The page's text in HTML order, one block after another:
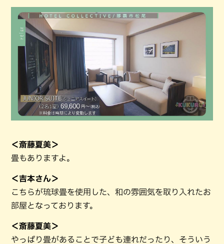
＜斎藤夏美＞
畳もありますよ。
＜吉本さん＞
こちらが琉球畳を使用した、和の雰囲気を取り入れたお
部屋となっております。
＜斎藤夏美＞
やっぱり畳があることで子ども連れだったり、そういう